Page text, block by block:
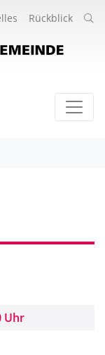
Rückblick
Uhr